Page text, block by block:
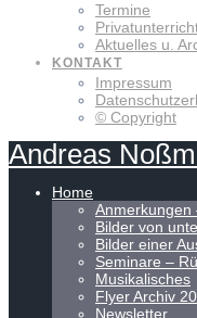
Termine
Aktuelles u.
KONTAKT
Impressum
© Copyright
Andreas
Home
Anmerkungen
Bilder von
Bilder einer
Seminare –
Musikalisches
Flyer Archiv
Newsletter